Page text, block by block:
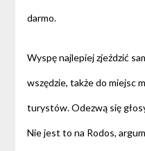
darmo.
Wyspę najlepiej zjeździć
wszędzie, także do miejsc
turystów. Odezwą się
Nie jest to na Rodos,